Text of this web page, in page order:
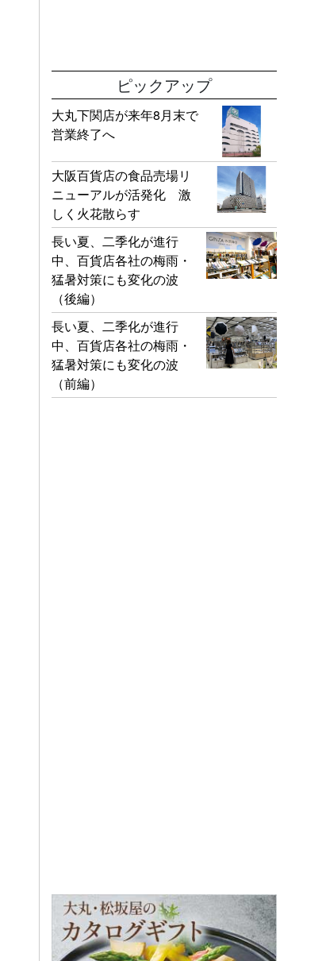
ピックアップ
大丸下関店が来年8月末で
営業終了へ
大阪百貨店の食品売場リ
ニューアルが活発化 激
しく火花散らす
長い夏、二季化が進行
中、百貨店各社の梅雨・
猛暑対策にも変化の波
（後編）
長い夏、二季化が進行
中、百貨店各社の梅雨・
猛暑対策にも変化の波
（前編）